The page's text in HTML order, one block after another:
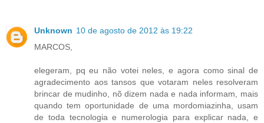
Unknown 10 de agosto de 2012 às 19:22
MARCOS,
elegeram, pq eu não votei neles, e agora como sinal de
agradecimento aos tansos que votaram neles resolveram
brincar de mudinho, nõ dizem nada e nada informam, mais
quando tem oportunidade de uma mordomiazinha, usam
de toda tecnologia e numerologia para explicar nada, e